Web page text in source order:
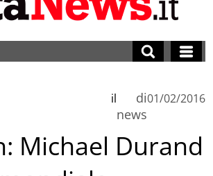
di
news
il 01/02/2016
Michael Durand